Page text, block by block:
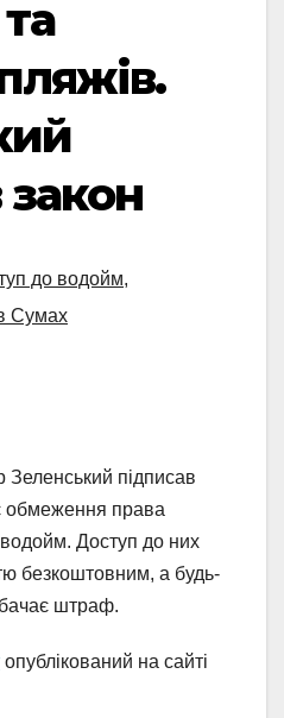
закон
до водойм,
Сумах
підписав
обмеження права
водойм. Доступ до них
безкоштовним, а будь-
штраф.
опублікований на сайті